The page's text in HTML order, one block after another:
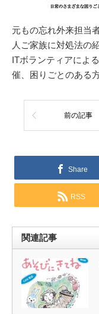
元もの忘れ外来担当
人ご家族に対処法の
ITボランティアによ
催、困りごとのある
前の記事
Share
RSS
関連記事